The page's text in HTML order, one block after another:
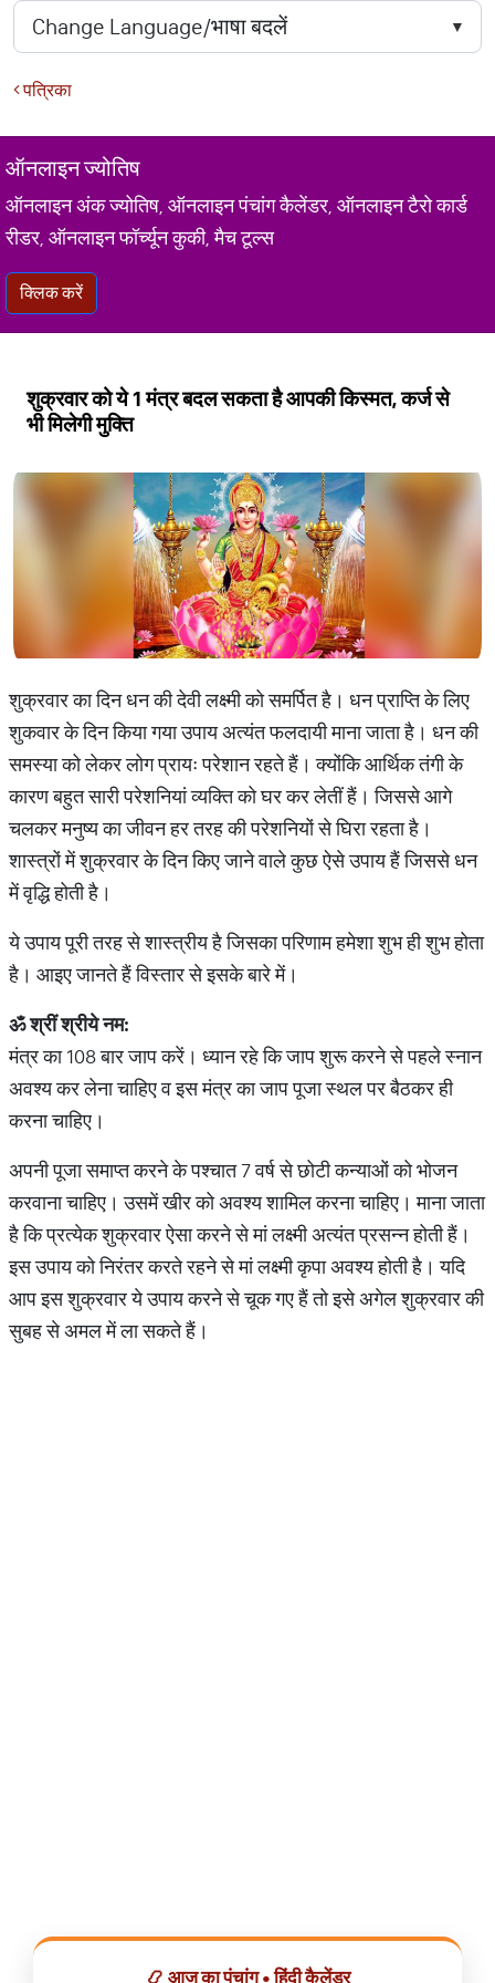
पत्रिका
ऑनलाइन ज्योतिष
ऑनलाइन अंक ज्योतिष, ऑनलाइन पंचांग कैलेंडर, ऑनलाइन टैरो कार्ड
रीडर, ऑनलाइन फॉर्च्यून कुकी, मैच टूल्स
क्लिक करें
शुक्रवार को ये 1 मंत्र बदल सकता है आपकी किस्मत, कर्ज से
भी मिलेगी मुक्ति
शुक्रवार का दिन धन की देवी लक्ष्मी को समर्पित है। धन प्राप्ति के लिए
शुकवार के दिन किया गया उपाय अत्यंत फलदायी माना जाता है। धन की
समस्या को लेकर लोग प्रायः परेशान रहते हैं। क्योंकि आर्थिक तंगी के
कारण बहुत सारी परेशनियां व्यक्ति को घर कर लेतीं हैं। जिससे आगे
चलकर मनुष्य का जीवन हर तरह की परेशनियों से घिरा रहता है।
शास्त्रों में शुक्रवार के दिन किए जाने वाले कुछ ऐसे उपाय हैं जिससे धन
में वृद्धि होती है।
ये उपाय पूरी तरह से शास्त्रीय है जिसका परिणाम हमेशा शुभ ही शुभ होता
है। आइए जानते हैं विस्तार से इसके बारे में।
ॐ श्रीं श्रीये नम:
मंत्र का 108 बार जाप करें। ध्यान रहे कि जाप शुरू करने से पहले स्नान
अवश्य कर लेना चाहिए व इस मंत्र का जाप पूजा स्थल पर बैठकर ही
करना चाहिए।
अपनी पूजा समाप्त करने के पश्चात 7 वर्ष से छोटी कन्याओं को भोजन
करवाना चाहिए। उसमें खीर को अवश्य शामिल करना चाहिए। माना जाता
है कि प्रत्येक शुक्रवार ऐसा करने से मां लक्ष्मी अत्यंत प्रसन्न होती हैं।
इस उपाय को निरंतर करते रहने से मां लक्ष्मी कृपा अवश्य होती है। यदि
आप इस शुक्रवार ये उपाय करने से चूक गए हैं तो इसे अगेल शुक्रवार की
सुबह से अमल में ला सकते हैं।
📿 आज का पंचांग • हिंदी कैलेंडर